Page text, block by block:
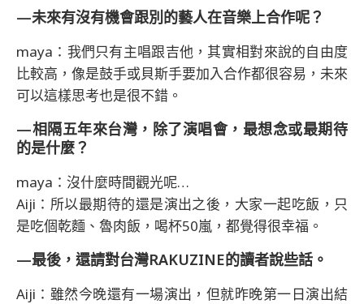
—未來有沒有機會跟別的藝人在音樂上合作呢？
maya：我們只有主唱跟吉他，其實相對來說的自由度
比較高，像是鼓手或貝斯手要加入合作都很容易，未來
可以這樣思考也是很不錯。
—相隔五年來台灣，除了演唱會，最想念或最期待
的是什麼？
maya：沒什麼時間觀光呢…
Aiji：所以最期待的還是演出之後，大家一起吃飯，只
是吃個乾麵、魯肉飯，喝杯50嵐，都覺得很幸福。
—最後，還請對台灣RAKUZINE的讀者說些話。
Aiji：雖然今晚還有一場演出，但就昨晚第一日演出結